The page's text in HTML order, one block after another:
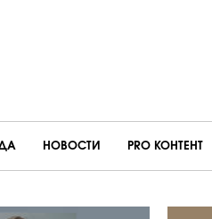
НОВОСТИ PRO КОНТЕНТ